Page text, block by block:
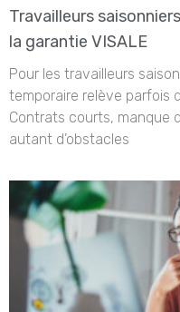
Travailleurs
la garantie VISALE
Pour les travailleurs
temporaire relève parfois
Contrats courts, manque
autant d’obstacles